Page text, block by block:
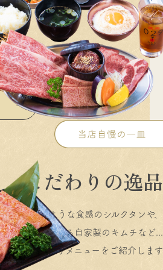
円！
の
さい
こだわ り の逸品
とろけるような食感のシルクタンや、
のレシピでつくる自家製のキムチなど...
当店のこだわりメニューをご紹介します​​​​​​​